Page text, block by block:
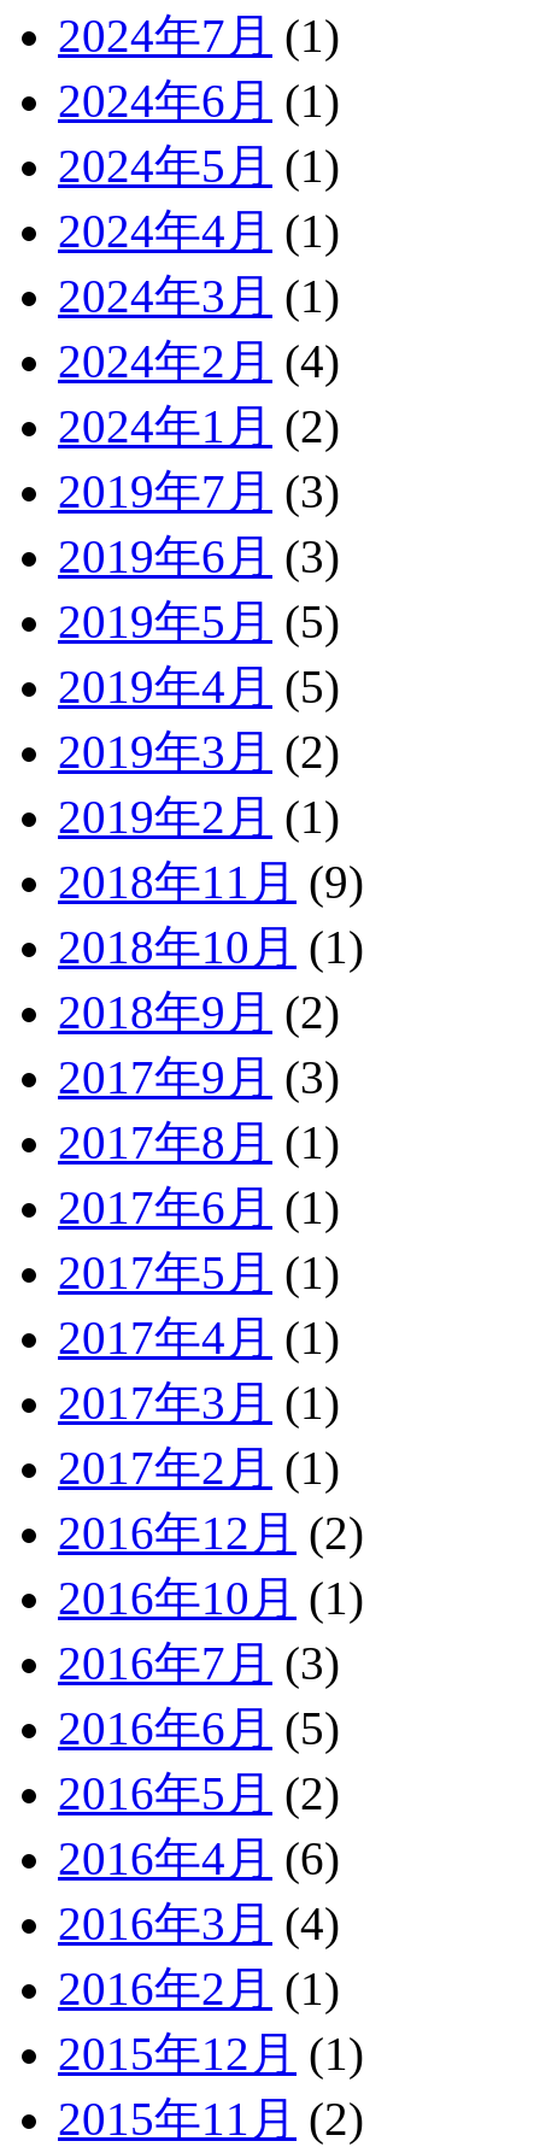
2024年7月 (1)
2024年6月 (1)
2024年5月 (1)
2024年4月 (1)
2024年3月 (1)
2024年2月 (4)
2024年1月 (2)
2019年7月 (3)
2019年6月 (3)
2019年5月 (5)
2019年4月 (5)
2019年3月 (2)
2019年2月 (1)
2018年11月 (9)
2018年10月 (1)
2018年9月 (2)
2017年9月 (3)
2017年8月 (1)
2017年6月 (1)
2017年5月 (1)
2017年4月 (1)
2017年3月 (1)
2017年2月 (1)
2016年12月 (2)
2016年10月 (1)
2016年7月 (3)
2016年6月 (5)
2016年5月 (2)
2016年4月 (6)
2016年3月 (4)
2016年2月 (1)
2015年12月 (1)
2015年11月 (2)